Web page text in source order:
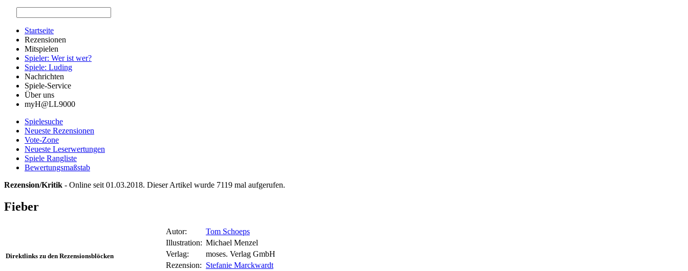
Startseite
Rezensionen
Mitspielen
Spieler: Wer ist wer?
Spiele: Luding
Nachrichten
Spiele-Service
Über uns
myH@LL9000
Spielesuche
Neueste Rezensionen
Vote-Zone
Neueste Leserwertungen
Spiele Rangliste
Bewertungsmaßstab
Rezension/Kritik - Online seit 01.03.2018. Dieser Artikel wurde 7119 mal aufgerufen.
Fieber
Direktlinks zu den Rezensionsblöcken
Autor:
Tom Schoeps
Illustration: Michael Menzel
Verlag:
moses. Verlag GmbH
Rezension: Stefanie Marckwardt